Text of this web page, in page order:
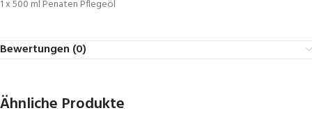
1 x 500 ml Penaten Pflegeöl
Bewertungen (0)
Ähnliche Produkte